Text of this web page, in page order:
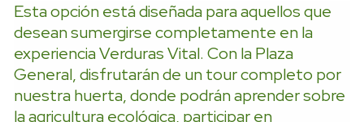
Esta opción está diseñada para aquellos que
desean sumergirse completamente en la
experiencia Verduras Vital. Con la Plaza
General, disfrutarán de un tour completo por
nuestra huerta, donde podrán aprender sobre
la agricultura ecológica, participar en